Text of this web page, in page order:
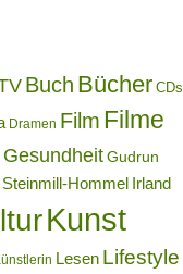
Buch Bücher CDs
Dramen Film Filme
Gesundheit Gudrun
Hommel Irland
Kunst
Lesen Lifestyle